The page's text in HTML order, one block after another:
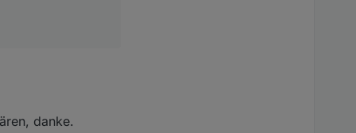
danke.